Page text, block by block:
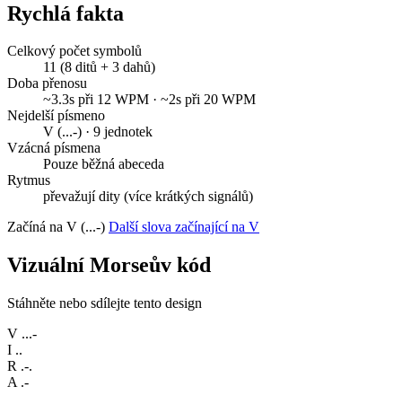
Rychlá fakta
Celkový počet symbolů
11 (8 ditů + 3 dahů)
Doba přenosu
~3.3s při 12 WPM · ~2s při 20 WPM
Nejdelší písmeno
V (...-) · 9 jednotek
Vzácná písmena
Pouze běžná abeceda
Rytmus
převažují dity (více krátkých signálů)
Začíná na V (...-) Další slova začínající na V
Vizuální Morseův kód
Stáhněte nebo sdílejte tento design
V ...-
I ..
R .-.
A .-